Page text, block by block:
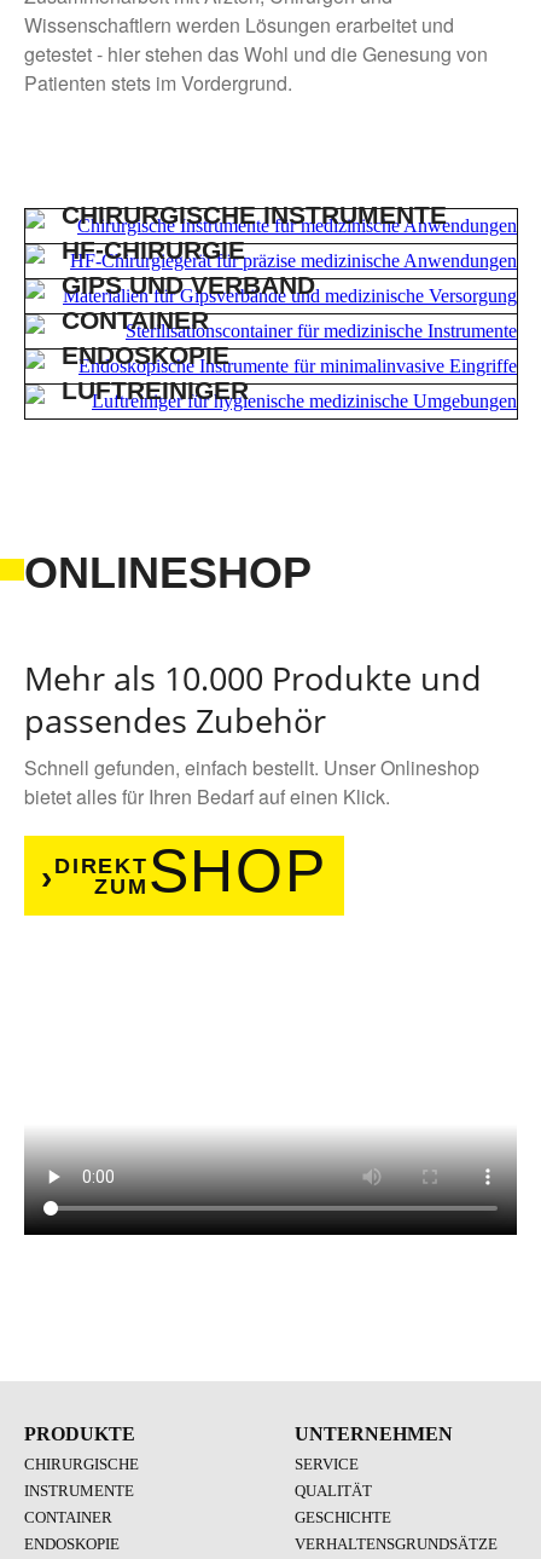
Wissenschaftlern werden Lösungen erarbeitet und
getestet - hier stehen das Wohl und die Genesung von
Patienten stets im Vordergrund.
CHIRURGISCHE INSTRUMENTE
HF-CHIRURGIE
GIPS UND VERBAND
CONTAINER
ENDOSKOPIE
LUFTREINIGER
ONLINESHOP
Mehr als 10.000 Produkte und
passendes Zubehör
Schnell gefunden, einfach bestellt. Unser Onlineshop
bietet alles für Ihren Bedarf auf einen Klick.
DIREKT
ZUM SHOP
PRODUKTE
CHIRURGISCHE
INSTRUMENTE
CONTAINER
ENDOSKOPIE
UNTERNEHMEN
SERVICE
QUALITÄT
GESCHICHTE
VERHALTENSGRUNDSÄTZE